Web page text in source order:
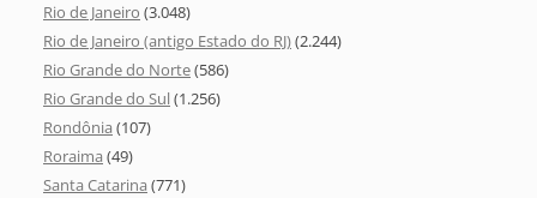
Rio de Janeiro (3.048)
Rio de Janeiro (antigo Estado do RJ)(2.244)
Rio Grande do Norte(586)
Rio Grande do Sul(1.256)
Rondônia (107)
Roraima (49)
Santa Catarina (771)